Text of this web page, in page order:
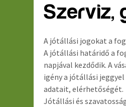
Szerviz,
A jótállási jogokat a
A jótállási határidő a
napjával kezdődik. A
igény a jótállási
adatait, elérhetőségét.
Jótállási és